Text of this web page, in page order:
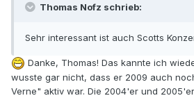
Thomas Nofz schrieb:
Sehr interessant ist auch Scotts
Danke, Thomas! Das kannte ich
wusste gar nicht, dass er 2009 auch
Verne" aktiv war. Die 2004'er und